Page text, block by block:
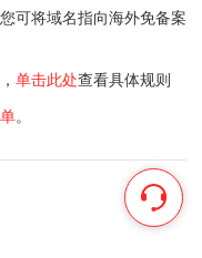
可将域名指向海外免备案
单击此处查看具体规则
。